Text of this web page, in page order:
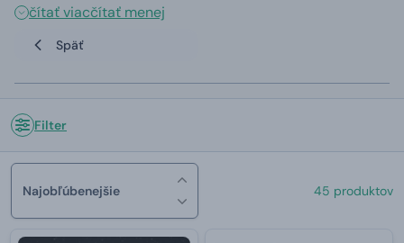
čítať viacčítať menej
Späť
Filter
Najobľúbenejšie 45 produktov